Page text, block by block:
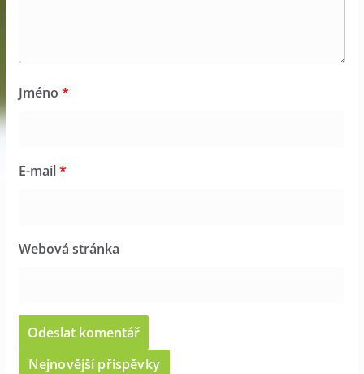
Jméno *
E-mail*
Webová stránka
Nejnovější příspěvky